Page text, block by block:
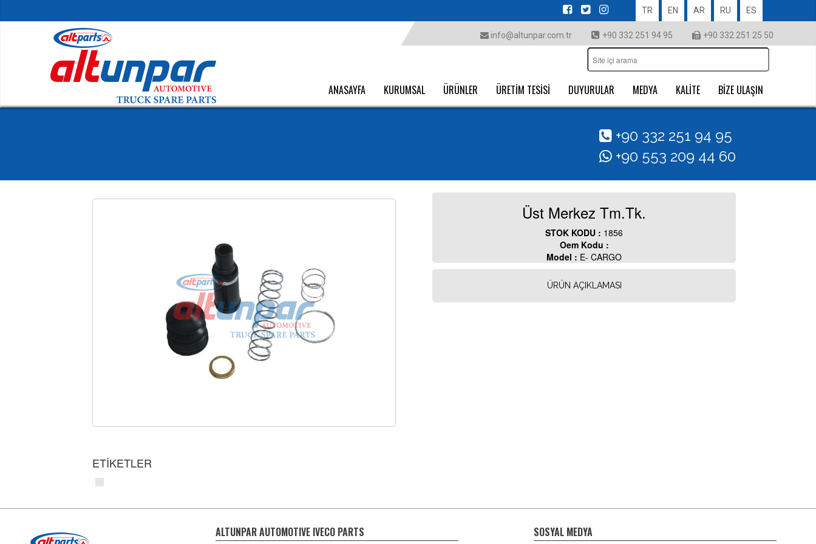
TR EN AR RU ES
info@altunpar.com.tr +90 332 251 94 95 +90 332 251 25 50
ANASAYFA KURUMSAL ÜRÜNLER ÜRETİM TESİSİ DUYURULAR MEDYA KALİTE BİZE ULAŞIN
+90 332 251 94 95
+90 553 209 44 60
Üst Merkez Tm.Tk.
STOK KODU : 1856
Oem Kodu :
Model : E- CARGO
ÜRÜN AÇIKLAMASI
ETİKETLER
ALTUNPAR AUTOMOTIVE IVECO PARTS SOSYAL MEDYA